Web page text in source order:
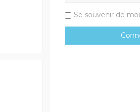
Se souvenir de moi